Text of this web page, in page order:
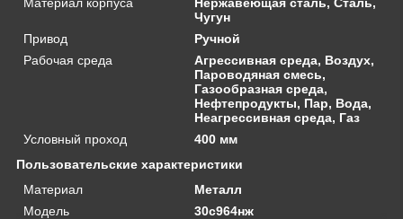
Чугун
Привод
Ручной
Рабочая среда
Агрессивная среда, Воздух,
Пароводяная смесь,
Газообразная среда,
Нефтепродукты, Пар, Вода,
Неагрессивная среда, Газ
Условный проход
400 мм
Пользовательские характеристики
Материал
Металл
Модель
30с964нж